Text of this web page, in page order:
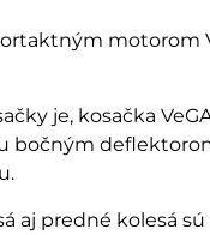
motorom
je, kosačka
bočným
aj predné kolesá